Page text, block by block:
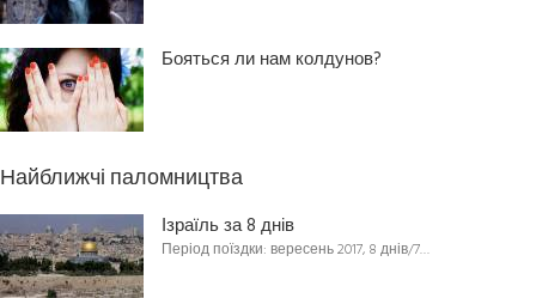
Бояться ли нам колдунов?
Найближчі паломництва
Ізраїль за 8 днів
Період поїздки: вересень 2017, 8 днів/7…